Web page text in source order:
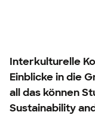
Interkulturelle
Einblicke in die
all das können
Sustainability